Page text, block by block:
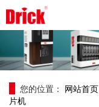
您的位置： 网站首页
片机